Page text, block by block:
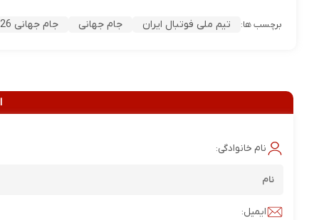
برچسب ها: تیم ملی فوتبال ایران جام جهانی جام جهانی 2026 آمریکا
نام خانوادگی:
ایمیل: